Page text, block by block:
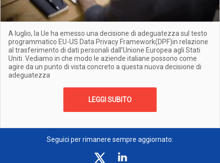
A luglio, la Ue ha emesso una decisione di adeguatezza sul testo
programmatico EU-US Data Privacy Framework(DPF)in relazione
al trasferimento di dati personali dall’Unione Europea agli Stati
Uniti. Vediamo in che modo le aziende italiane possono come
agire da un punto di vista concreto a questa nuova decisione di
adeguatezza
LEGGI SUBITO
Seguici per rimanere sempre aggiornato: